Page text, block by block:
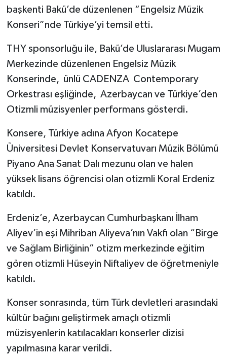
başkenti Bakü’de düzenlenen “Engelsiz Müzik
Konseri”nde Türkiye’yi temsil etti.
THY sponsorluğu ile, Bakü’de Uluslararası Mugam
Merkezinde düzenlenen Engelsiz Müzik
Konserinde, ünlü CADENZA Contemporary
Orkestrası eşliğinde, Azerbaycan ve Türkiye’den
Otizmli müzisyenler performans gösterdi.
Konsere, Türkiye adına Afyon Kocatepe
Üniversitesi Devlet Konservatuvarı Müzik Bölümü
Piyano Ana Sanat Dalı mezunu olan ve halen
yüksek lisans öğrencisi olan otizmli Koral Erdeniz
katıldı.
Erdeniz’e, Azerbaycan Cumhurbaşkanı İlham
Aliyev’in eşi Mihriban Aliyeva’nın Vakfı olan “Birge
ve Sağlam Birliğinin” otizm merkezinde eğitim
gören otizmli Hüseyin Niftaliyev de öğretmeniyle
katıldı.
Konser sonrasında, tüm Türk devletleri arasındaki
kültür bağını geliştirmek amaçlı otizmli
müzisyenlerin katılacakları konserler dizisi
yapılmasına karar verildi.